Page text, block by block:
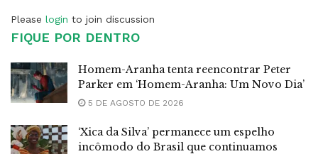
Please login to join discussion
FIQUE POR DENTRO
Homem-Aranha tenta reencontrar Peter
Parker em ‘Homem-Aranha: Um Novo Dia’
5 DE AGOSTO DE 2026
‘Xica da Silva’ permanece um espelho
incômodo do Brasil que continuamos